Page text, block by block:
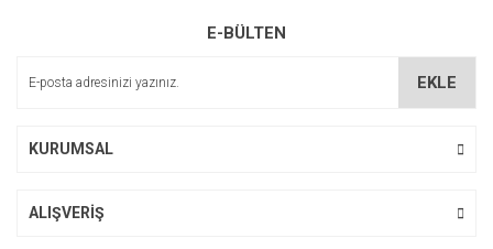
Ürün açıklamasında eksik bilgiler bulunuyor.
E-BÜLTEN
EKLE
KURUMSAL
ALIŞVERİŞ